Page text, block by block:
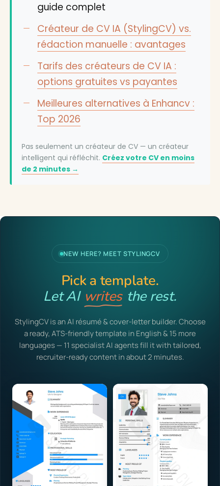
guide complet
Créateur de CV IA (StylingCV) vs.
rédaction manuelle : avantages
Tarifs des créateurs de CV IA :
options gratuites vs payantes
Meilleures alternatives à Enhancv :
Top 2026
Pas seulement un créateur de CV — un créateur
intelligent qui réfléchit. Créez votre CV en moins
de 2 minutes →
NEW HERE? MEET STYLINGCV
Pick a template.
Let AI writes the rest.
StylingCV is an AI résumé & cover-letter builder. Choose
a ready, ATS-friendly template in English & 15 more
languages — 11 specialist AI agents fill it with tailored,
recruiter-ready content in about 2 minutes.